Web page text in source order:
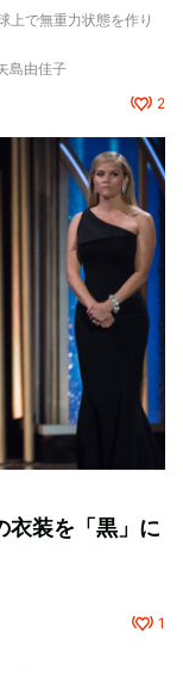
で無重力状態を作り
島由佳子
2
衣装を「黒」に
1